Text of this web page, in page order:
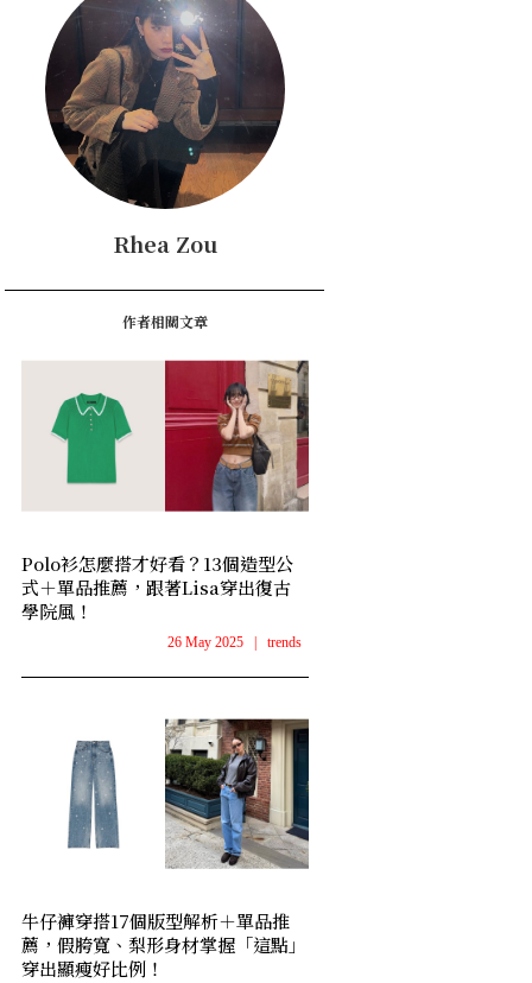
Rhea Zou
作者相關文章
Polo衫怎麼搭才好看？13個造型公
式＋單品推薦，跟著Lisa穿出復古
學院風！
26 May 2025 | trends
牛仔褲穿搭17個版型解析＋單品推
薦，假胯寬、梨形身材掌握「這點」
穿出顯瘦好比例！